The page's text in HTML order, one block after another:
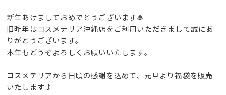
新年あけましておめでとうございます🎍
旧昨年はコスメテリア沖縄店をご利用いただきまして誠にあ
りがとうございます。
本年もどうぞよろしくお願いいたします。
コスメテリアから日頃の感謝を込めて、元旦より福袋を販売
いたします♪